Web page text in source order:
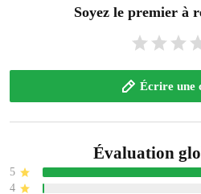
Soyez le premier à
Écrire une
Évaluation
5
4